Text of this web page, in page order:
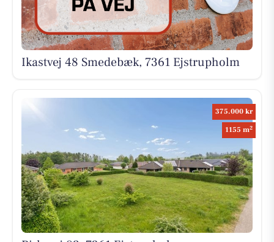
Ikastvej 48 Smedebæk, 7361 Ejstrupholm
375.000 kr
1155 m2